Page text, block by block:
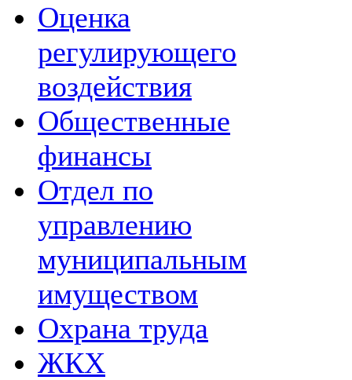
Оценка
регулирующего
воздействия
Общественные
финансы
Отдел по
управлению
муниципальным
имуществом
Охрана труда
ЖКХ